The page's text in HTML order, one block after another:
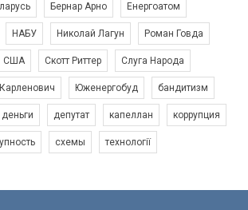
Бернар Арно Енергоатом
НАБУ Николай Лагун Роман Говда
США Скотт Риттер Слуга Народа
Юженергобуд бандитизм
деньги депутат капеллан коррупция
схемы технології